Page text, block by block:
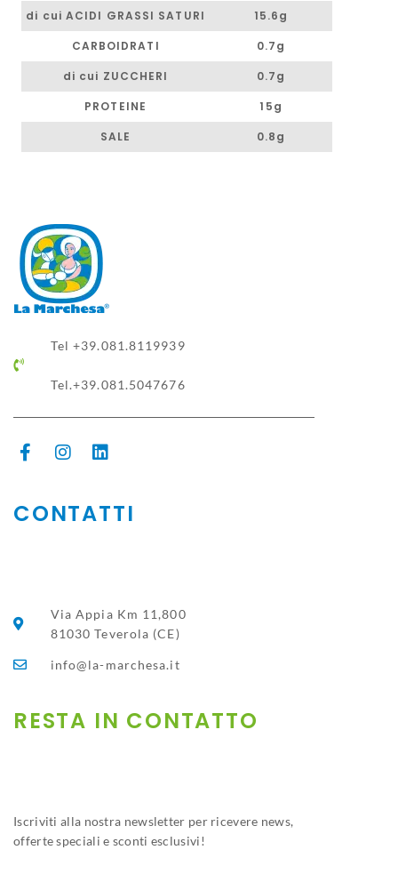
di cui ACIDI GRASSI SATURI
15.6g
CARBOIDRATI
0.7g
di cui ZUCCHERI
0.7g
PROTEINE
15g
SALE
0.8g
Tel +39.081.8119939
Tel.+39.081.5047676
CONTATTI
Via Appia Km 11,800
81030 Teverola (CE)
info@la-marchesa.it
RESTA IN CONTATTO​
Iscriviti alla nostra newsletter per ricevere news,
offerte speciali e sconti esclusivi!